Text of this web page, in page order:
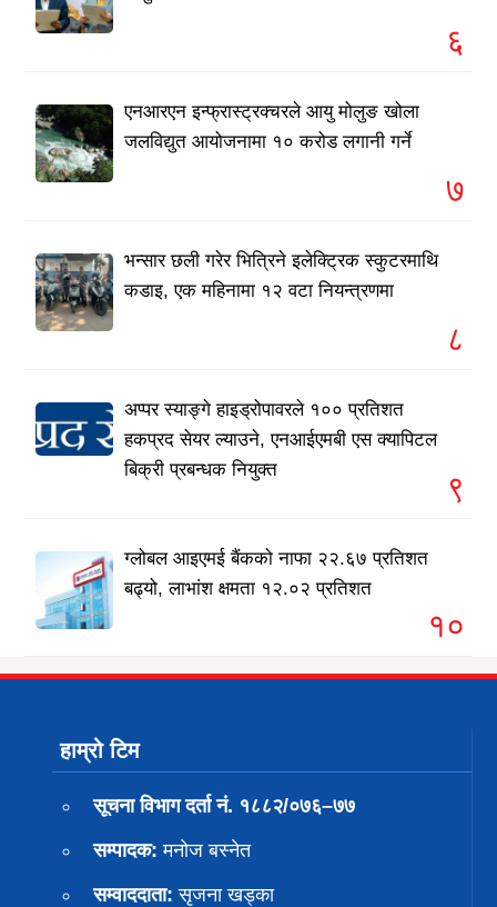
६
एनआरएन इन्फ्रास्ट्रक्चरले आयु मोलुङ खोला
जलविद्युत आयोजनामा १० करोड लगानी गर्ने
७
भन्सार छली गरेर भित्रिने इलेक्ट्रिक स्कुटरमाथि
कडाइ, एक महिनामा १२ वटा नियन्त्रणमा
८
अप्पर स्याङ्गे हाइड्रोपावरले १०० प्रतिशत
हकप्रद सेयर ल्याउने, एनआईएमबी एस क्यापिटल
बिक्री प्रबन्धक नियुक्त
९
ग्लोबल आइएमई बैंकको नाफा २२.६७ प्रतिशत
बढ्यो, लाभांश क्षमता १२.०२ प्रतिशत
१०
हाम्रो टिम
सूचना विभाग दर्ता नं. १८८२/०७६–७७
सम्पादक: मनोज बस्नेत
सम्वाददाता: सृजना खड्का